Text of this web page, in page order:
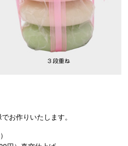
お作りいたします。